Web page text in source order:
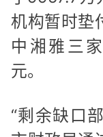
机构暂时垫
中湘雅三
元。
“剩余缺口